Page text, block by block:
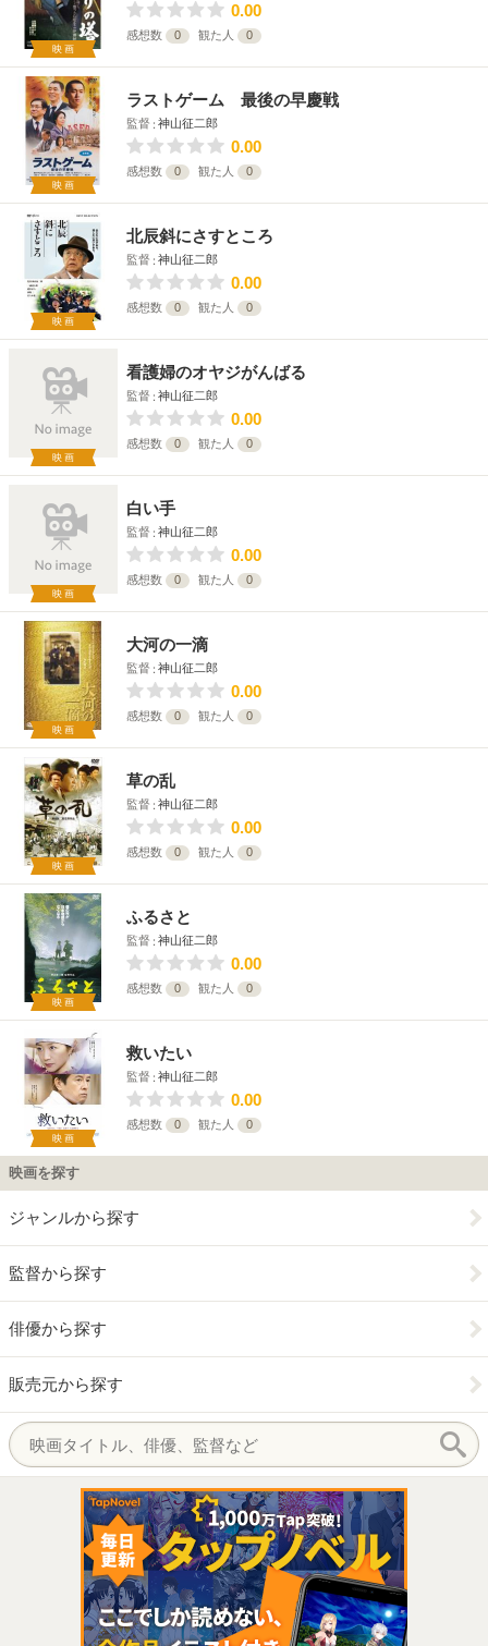
映画
0.00
感想数 0 観た人 0
映画
ラストゲーム 最後の早慶戦
監督 神山征二郎
0.00
感想数 0 観た人 0
映画
北辰斜にさすところ
監督 神山征二郎
0.00
感想数 0 観た人 0
映画
看護婦のオヤジがんばる
監督 神山征二郎
0.00
感想数 0 観た人 0
映画
白い手
監督 神山征二郎
0.00
感想数 0 観た人 0
映画
大河の一滴
監督 神山征二郎
0.00
感想数 0 観た人 0
映画
草の乱
監督 神山征二郎
0.00
感想数 0 観た人 0
映画
ふるさと
監督 神山征二郎
0.00
感想数 0 観た人 0
映画
救いたい
監督 神山征二郎
0.00
感想数 0 観た人 0
映画を探す
ジャンルから探す
監督から探す
俳優から探す
販売元から探す